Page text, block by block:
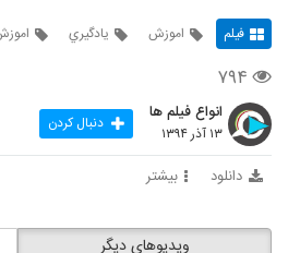
فیلم اموزش يادگيري
۷۹۴
انواع فیلم ها
۱۳ آذر ۱۳۹۴ دنبال کردن
دانلود بیشتر
ویدیوهای دیگر